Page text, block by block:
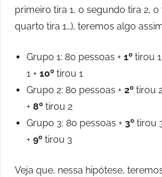
primeiro tira 1, o segundo tira 2,
quarto tira 1…), teremos algo
Grupo 1: 80 pessoas + 1º tirou 1
1 + 10º tirou 1
Grupo 2: 80 pessoas + 2º tirou
+ 8º tirou 2
Grupo 3: 80 pessoas + 3º tirou
+ 9º tirou 3
Veja que, nessa hipótese,